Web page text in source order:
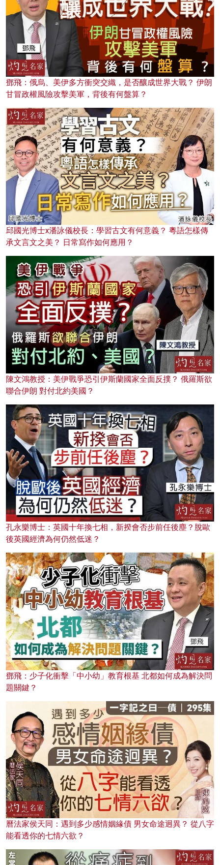
鄧飛：俄烏、美伊多方衝突交織，是否釀成世界大戰？ 伊朗
甘冒政權風險攻擊美軍，背後有何盤算？
邱國光博士x潘詠儀校長：學習古文有何意義？ 粵語怎樣傳
承文言文之美？ 日常寫作如何應用？
陳文鴻教授：美伊戰爭恐引伊斯蘭國家全面反撲？ 俄羅斯欲
聯合伊朗 對付北約美國？
孔永樂博士：英國十年換七相，新揆會否步前任後塵？脫歐
後英國經濟為何仍然低迷？
鄧飛：少子化衝擊「中小幼」教育根基 北都如何成為解決問
題關鍵？
曆法家侯天同：遇到多少感情姻緣債 男女命途迥異？ 從八字
能看透你的七情六欲？